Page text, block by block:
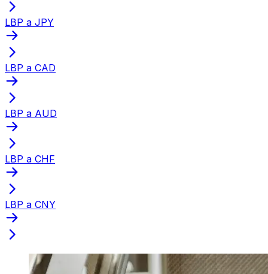
LBP a JPY
LBP a CAD
LBP a AUD
LBP a CHF
LBP a CNY